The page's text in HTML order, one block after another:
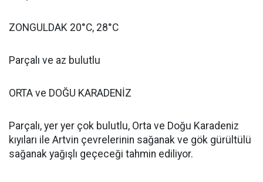
ZONGULDAK 20°C, 28°C
Parçalı ve az bulutlu
ORTA ve DOĞU KARADENİZ
Parçalı, yer yer çok bulutlu, Orta ve Doğu Karadeniz
kıyıları ile Artvin çevrelerinin sağanak ve gök gürültülü
sağanak yağışlı geçeceği tahmin ediliyor.